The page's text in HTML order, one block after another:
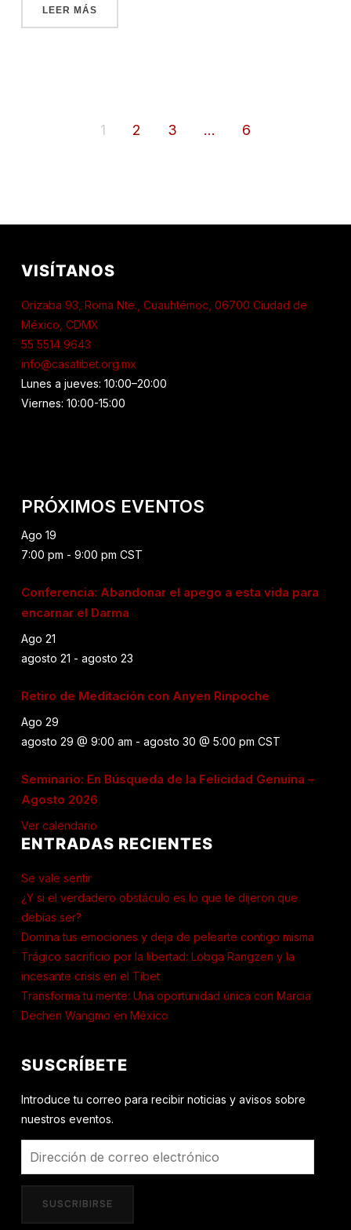
LEER MÁS
1 2 3 … 6
VISÍTANOS
Orizaba 93, Roma Nte., Cuauhtémoc, 06700 Ciudad de
México, CDMX
55 5514 9643
info@casatibet.org.mx
Lunes a jueves: 10:00–20:00
Viernes: 10:00-15:00
PRÓXIMOS EVENTOS
Ago 19
7:00 pm - 9:00 pm CST
Conferencia: Abandonar el apego a esta vida para
encarnar el Darma
Ago 21
agosto 21 - agosto 23
Retiro de Meditación con Anyen Rinpoche
Ago 29
agosto 29 @ 9:00 am - agosto 30 @ 5:00 pm CST
Seminario: En Búsqueda de la Felicidad Genuina –
Agosto 2026
Ver calendario
ENTRADAS RECIENTES
Se vale sentir
¿Y si el verdadero obstáculo es lo que te dijeron que
debías ser?
Domina tus emociones y deja de pelearte contigo misma
Trágico sacrificio por la libertad: Lobga Rangzen y la
incesante crisis en el Tíbet
Transforma tu mente: Una oportunidad única con Marcia
Dechen Wangmo en México
SUSCRÍBETE
Introduce tu correo para recibir noticias y avisos sobre
nuestros eventos.
correo
electrónico
SUSCRIBIRSE